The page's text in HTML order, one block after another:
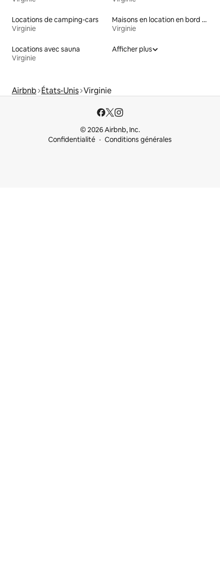
Locations de camping-cars
Virginie
Maisons en location en bord de mer
Virginie
Locations avec sauna
Virginie
Afficher plus
Airbnb États-Unis Virginie
© 2026 Airbnb, Inc.
Confidentialité
Conditions générales